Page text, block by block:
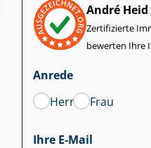
André Heid
Zertifizierte
bewerten Ihre
Anrede
Herr
Frau
Ihre E-Mail